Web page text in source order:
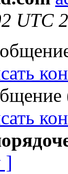
UTC
]